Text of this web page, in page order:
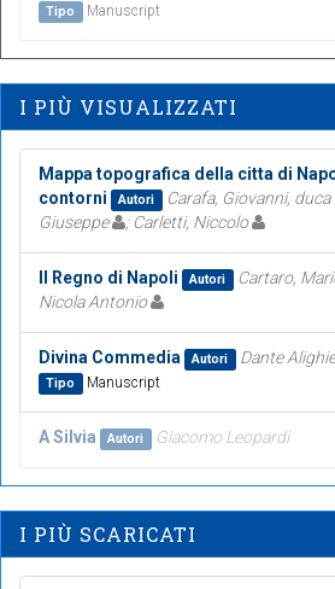
Tipo Manuscript
I PIÙ VISUALIZZATI
Mappa topografica della citta di
contorni
Autori Carafa, Giovanni,
Giuseppe
; Carletti, Niccolo
Il Regno di Napoli Autori Cartaro,
Nicola Antonio
Divina Commedia Autori Dante
Tipo Manuscript
A Silvia Autori Giacomo Leopardi
I PIÙ SCARICATI